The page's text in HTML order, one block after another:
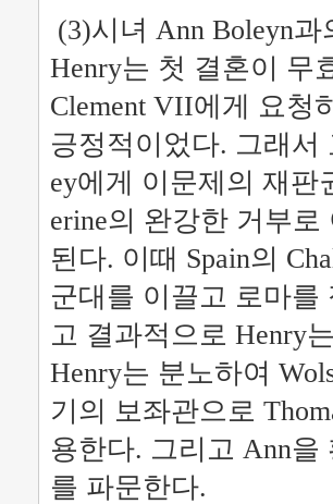
(3)시녀 Ann Boleyn
Henry는 첫 결혼이 무
Clement VII에게 요청
긍정적이었다. 그래서
ey에게 이문제의 재
erine의 완강한 거부
된다. 이때 Spain의
군대를 이끌고 로마를
고 결과적으로 Henry
Henry는 분노하여
기의 보좌관으로
용한다. 그리고 Ann
를 파문한다.